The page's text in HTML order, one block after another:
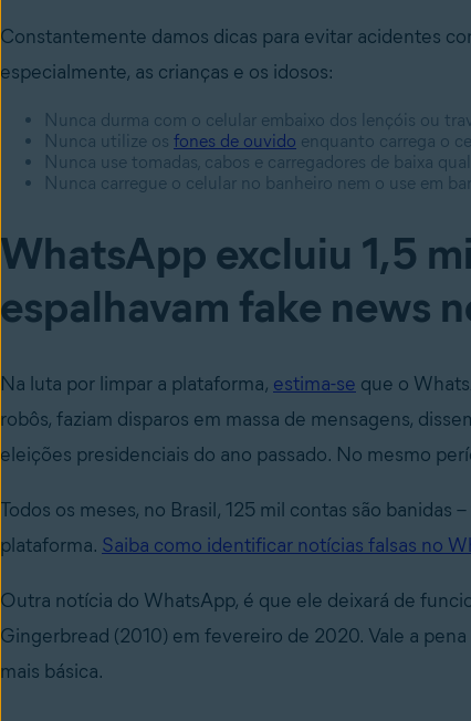
Constantemente damos dicas para evitar acidentes
especialmente, as crianças e os idosos:
Nunca durma com o celular embaixo dos lençóis ou
Nunca utilize os fones de ouvido enquanto carrega o
Nunca use tomadas, cabos e carregadores de baixa
Nunca carregue o celular no banheiro nem o use em
WhatsApp excluiu 1,5
espalhavam fake news
Na luta por limpar a plataforma, estima-se que o
robôs, faziam disparos em massa de mensagens,
eleições presidenciais do ano passado. No mesmo
Todos os meses, no Brasil, 125 mil contas são
plataforma. Saiba como identificar notícias falsas no
Outra notícia do WhatsApp, é que ele deixará de
Gingerbread (2010) em fevereiro de 2020. Vale a
mais básica.